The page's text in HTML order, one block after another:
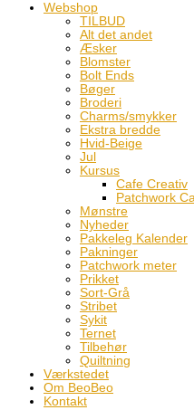
Webshop
TILBUD
Alt det andet
Æsker
Blomster
Bolt Ends
Bøger
Broderi
Charms/smykker
Ekstra bredde
Hvid-Beige
Jul
Kursus
Cafe Creativ
Patchwork
Mønstre
Nyheder
Pakkeleg Kalender
Pakninger
Patchwork meter
Prikket
Sort-Grå
Stribet
Sykit
Ternet
Tilbehør
Quiltning
Værkstedet
Om BeoBeo
Kontakt